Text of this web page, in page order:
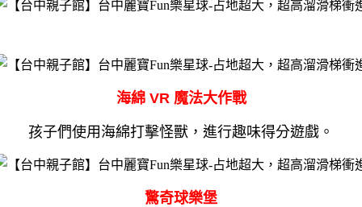
海綿 VR 魔法大作戰
孩子們使用海綿打擊怪獸，進行趣味得分遊戲。
驚奇球樂堡